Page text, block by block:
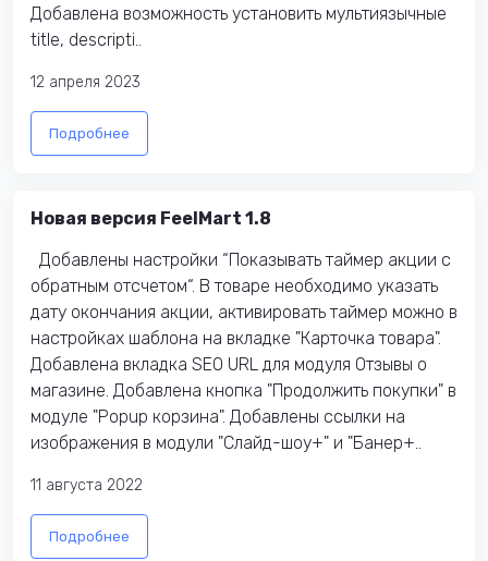
Добавлена возможность установить мультиязычные
title, descripti..
12 апреля 2023
Подробнее
Новая версия FeelMart 1.8
Добавлены настройки “Показывать таймер акции с
обратным отсчетом“. В товаре необходимо указать
дату окончания акции, активировать таймер можно в
настройках шаблона на вкладке "Карточка товара".
Добавлена ​​вкладка SEO URL для модуля Отзывы о
магазине. Добавлена ​​кнопка "Продолжить покупки" в
модуле "Popup корзина". Добавлены ссылки на
изображения в модули "Слайд-шоу+" и "Банер+..
11 августа 2022
Подробнее